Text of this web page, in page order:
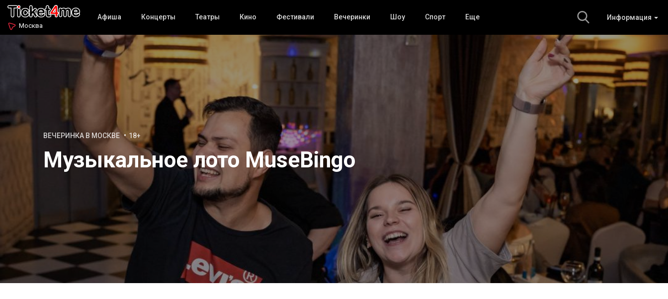
Москва
Информация
Афиша Концерты Театры Кино Фестивали Вечеринки Шоу Спорт Еще
ВЕЧЕРИНКА В МОСКВЕ 18+
Музыкальное лото MuseBingo